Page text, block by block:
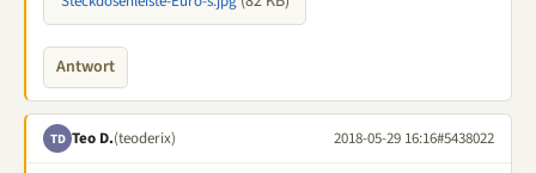
Antwort
TD Teo D.(teoderix) 2018-05-29 16:16#5438022